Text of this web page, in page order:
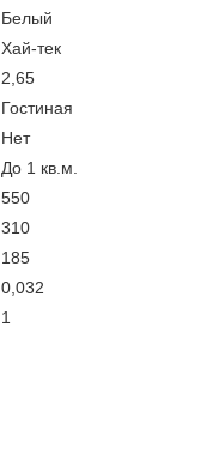
Белый
Хай-тек
2,65
Гостиная
Нет
До 1 кв.м.
550
310
185
0,032
1